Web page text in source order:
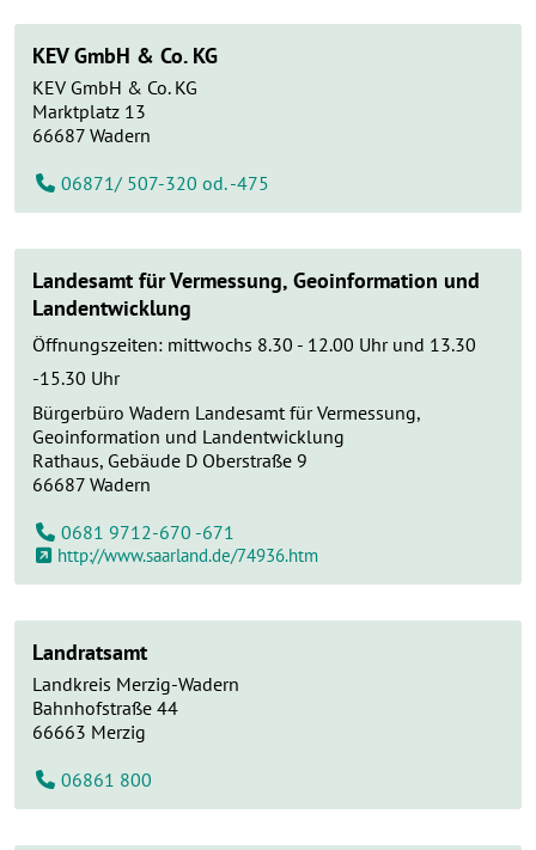
KEV GmbH & Co. KG
KEV GmbH & Co. KG
Marktplatz 13
66687 Wadern
06871/ 507-320 od. -475
Landesamt für Vermessung, Geoinformation und
Landentwicklung
Öffnungszeiten: mittwochs 8.30 - 12.00 Uhr und 13.30
-15.30 Uhr
Bürgerbüro Wadern Landesamt für Vermessung,
Geoinformation und Landentwicklung
Rathaus, Gebäude D Oberstraße 9
66687 Wadern
0681 9712-670 -671
http://www.saarland.de/74936.htm
Landratsamt
Landkreis Merzig-Wadern
Bahnhofstraße 44
66663 Merzig
06861 800